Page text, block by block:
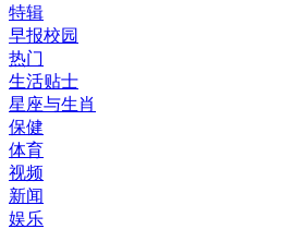
特辑
早报校园
热门
生活贴士
星座与生肖
保健
体育
视频
新闻
娱乐